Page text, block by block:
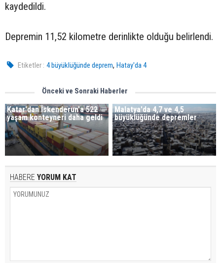
kaydedildi.
Depremin 11,52 kilometre derinlikte olduğu belirlendi.
Etiketler : 4 büyüklüğünde deprem,Hatay'da 4
Önceki ve Sonraki Haberler
Katar'dan İskenderun'a 522
yaşam konteyneri daha geldi
Malatya'da 4,7 ve 4,5
büyüklüğünde depremler
HABERE YORUM KAT